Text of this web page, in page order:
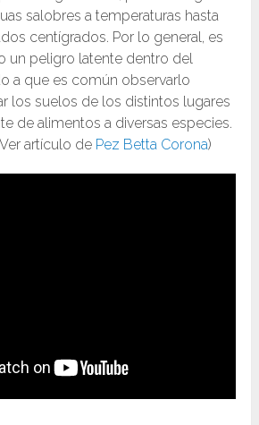
salobres a temperaturas hasta
centígrados. Por lo general, es
un peligro latente dentro del
a que es común observarlo
los suelos de los distintos lugares
de alimentos a diversas especies.
artículo de Pez Betta Corona)